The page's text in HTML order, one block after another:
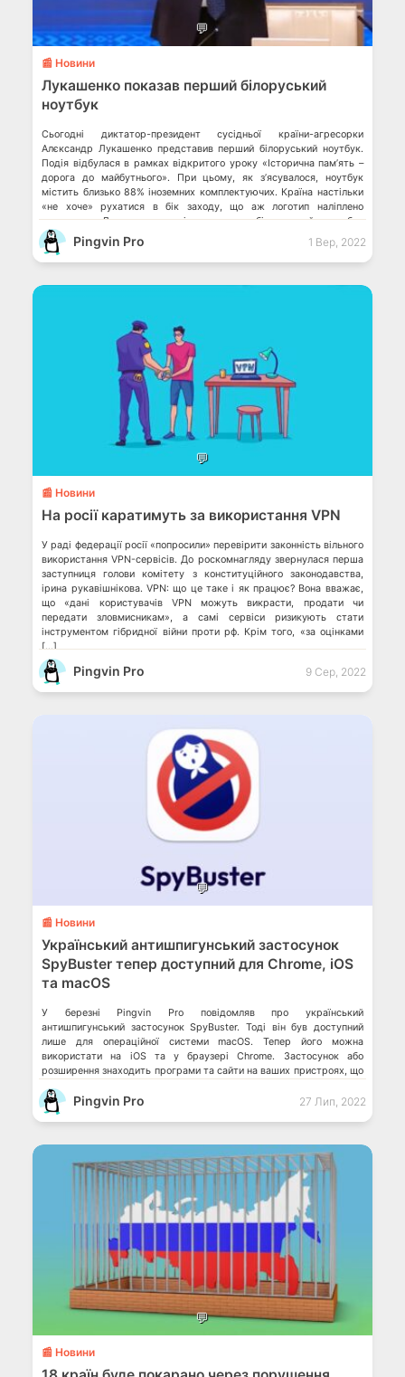
💬
📰 Новини
Лукашенко показав перший білоруський
ноутбук
Сьогодні диктатор-президент сусідньої країни-агресорки
Алєксандр Лукашенко представив перший білоруський ноутбук.
Подія відбулася в рамках відкритого уроку «Історична пам’ять –
дорога до майбутнього». При цьому, як зʼясувалося, ноутбук
містить близько 88% іноземних комплектуючих. Країна настільки
«не хоче» рухатися в бік заходу, що аж логотип наліплено
латинкою. Лукашенко повідомив, що білоруський ноутбук
створили на заводі Горизонт, який виробляв […]
Pingvin Pro 1 Вер, 2022
💬
📰 Новини
На росії каратимуть за використання VPN
У раді федерації росії «попросили» перевірити законність вільного
використання VPN-сервісів. До роскомнагляду звернулася перша
заступниця голови комітету з конституційного законодавства,
ірина рукавішнікова. VPN: що це таке і як працює? Вона вважає,
що «дані користувачів VPN можуть викрасти, продати чи
передати зловмисникам», а самі сервіси ризикують стати
інструментом гібридної війни проти рф. Крім того, «за оцінками
[…]
Pingvin Pro 9 Сер, 2022
💬
📰 Новини
Український антишпигунський застосунок
SpyBuster тепер доступний для Chrome, iOS
та macOS
У березні Pingvin Pro повідомляв про український
антишпигунський застосунок SpyBuster. Тоді він був доступний
лише для операційної системи macOS. Тепер його можна
використати на iOS та у браузері Chrome. Застосунок або
розширення знаходить програми та сайти на ваших пристроях, що
сайтів та програм […]
Pingvin Pro 27 Лип, 2022
💬
📰 Новини